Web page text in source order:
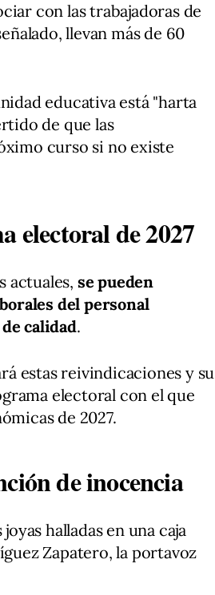
con las trabajadoras de
llevan más de 60
educativa está "harta
de que las
curso si no existe
electoral de 2027
actuales, se pueden
del personal
calidad.
estas reivindicaciones y su
electoral con el que
de 2027.
de inocencia
halladas en una caja
Zapatero, la portavoz